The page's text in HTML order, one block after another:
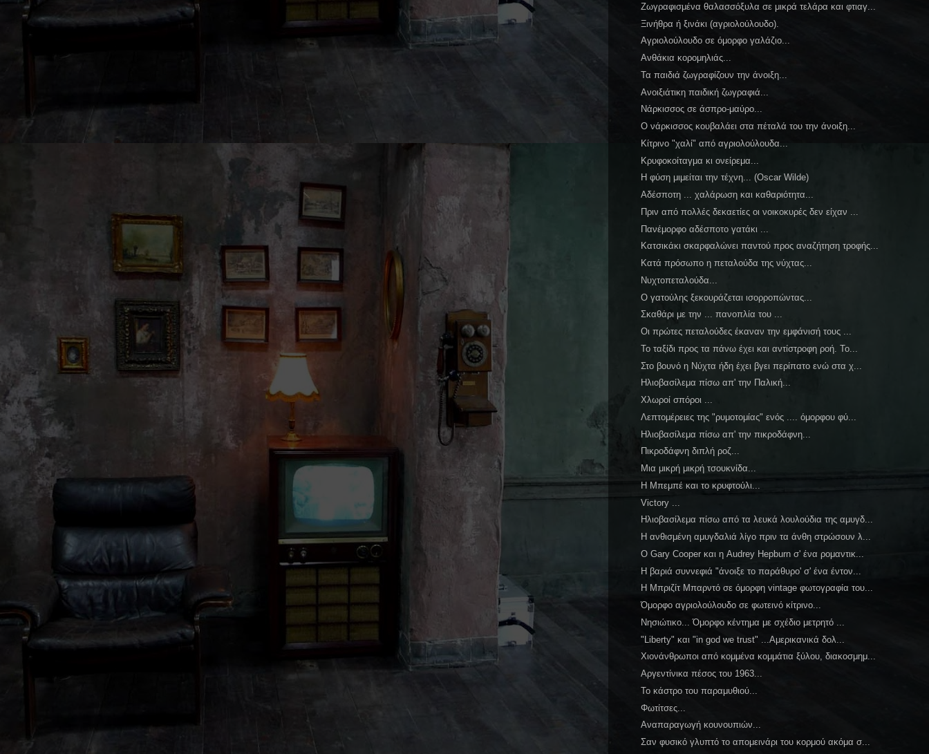
Ζωγραφισμένα θαλασσόξυλα σε μικρά τελάρα και φτιαγ...
Ξινήθρα ή ξινάκι (αγριολούλουδο).
Αγριολούλουδο σε όμορφο γαλάζιο...
Ανθάκια κορομηλιάς...
Τα παιδιά ζωγραφίζουν την άνοιξη...
Ανοιξιάτικη παιδική ζωγραφιά...
Νάρκισσος σε άσπρο-μαύρο...
Ο νάρκισσος κουβαλάει στα πέταλά του την άνοιξη...
Κίτρινο "χαλί" από αγριολούλουδα...
Κρυφοκοίταγμα κι ονείρεμα...
Η φύση μιμείται την τέχνη... (Oscar Wilde)
Αδέσποτη ... χαλάρωση και καθαριότητα...
Πριν από πολλές δεκαετίες οι νοικοκυρές δεν είχαν ...
Πανέμορφο αδέσποτο γατάκι ...
Κατσικάκι σκαρφαλώνει παντού προς αναζήτηση τροφής...
Κατά πρόσωπο η πεταλούδα της νύχτας...
Νυχτοπεταλούδα...
Ο γατούλης ξεκουράζεται ισορροπώντας...
Σκαθάρι με την ... πανοπλία του ...
Οι πρώτες πεταλούδες έκαναν την εμφάνισή τους ...
Το ταξίδι προς τα πάνω έχει και αντίστροφη ροή. Το...
Στο βουνό η Νύχτα ήδη έχει βγει περίπατο ενώ στα χ...
Ηλιοβασίλεμα πίσω απ' την Παλική...
Χλωροί σπόροι ...
Λεπτομέρειες της "ρυμοτομίας" ενός .... όμορφου φύ...
Ηλιοβασίλεμα πίσω απ' την πικροδάφνη...
Πικροδάφνη διπλή ροζ...
Μια μικρή μικρή τσουκνίδα...
Η Μπεμπέ και το κρυφτούλι...
Victory ...
Ηλιοβασίλεμα πίσω από τα λευκά λουλούδια της αμυγδ...
Η ανθισμένη αμυγδαλιά λίγο πριν τα άνθη στρώσουν λ...
O Gary Cooper και η Audrey Hepburn σ' ένα ρομαντικ...
Η βαριά συννεφιά "άνοιξε το παράθυρο' σ' ένα έντον...
Η Μπριζίτ Μπαρντό σε όμορφη vintage φωτογραφία του...
Όμορφο αγριολούλουδο σε φωτεινό κίτρινο...
Νησιώτικο... Όμορφο κέντημα με σχέδιο μετρητό ...
"Liberty" και "in god we trust" ...Αμερικανικά δολ...
Χιονάνθρωποι από κομμένα κομμάτια ξύλου, διακοσμημ...
Αργεντίνικα πέσος του 1963...
Το κάστρο του παραμυθιού...
Φωτίτσες...
Αναπαραγωγή κουνουπιών...
Σαν φυσικό γλυπτό το απομεινάρι του κορμού ακόμα σ...